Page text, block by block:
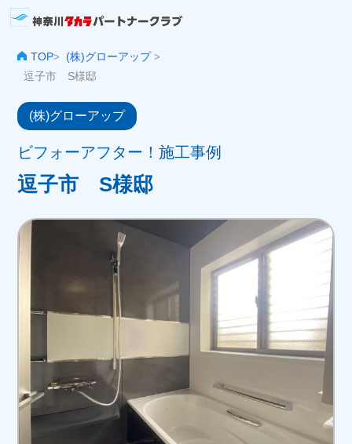
TOP> (株)グローアップ>
逗子市 S様邸
(株)グローアップ
ビフォーアフター！施工事例
逗子市 S様邸